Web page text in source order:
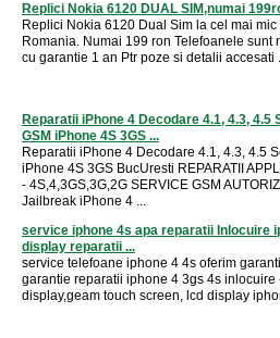
Replici Nokia 6120 DUAL SIM,numai
Replici Nokia 6120 Dual Sim la cel mai mic
Romania. Numai 199 ron Telefoanele sunt
cu garantie 1 an Ptr poze si detalii accesati
Reparatii iPhone 4 Decodare 4.1, 4.3, 4.5
GSM iPhone 4S 3GS ...
Reparatii iPhone 4 Decodare 4.1, 4.3, 4.5
iPhone 4S 3GS BucUresti REPARATII
- 4S,4,3GS,3G,2G SERVICE GSM
Jailbreak iPhone 4 ...
service iphone 4s apa reparatii Inlocuire
display reparatii ...
service telefoane iphone 4 4s oferim
garantie reparatii iphone 4 3gs 4s inlocuire
display,geam touch screen, lcd display